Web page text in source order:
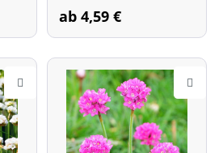
ab 4,59 €